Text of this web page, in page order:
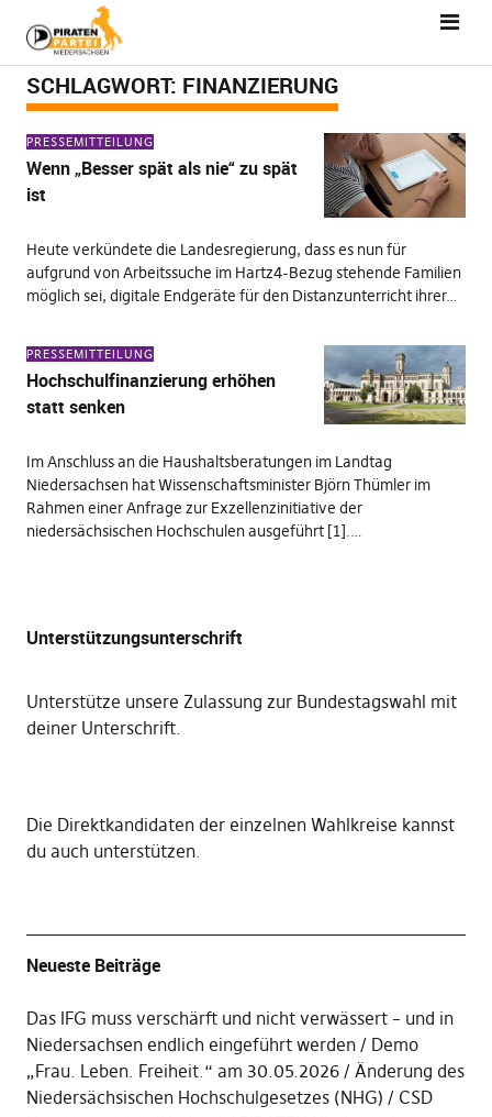
SCHLAGWORT: FINANZIERUNG
PRESSEMITTEILUNG
Wenn „Besser spät als nie“ zu spät
ist
Heute verkündete die Landesregierung, dass es nun für
aufgrund von Arbeitssuche im Hartz4-Bezug stehende Familien
möglich sei, digitale Endgeräte für den Distanzunterricht ihrer…
PRESSEMITTEILUNG
Hochschulfinanzierung erhöhen
statt senken
Im Anschluss an die Haushaltsberatungen im Landtag
Niedersachsen hat Wissenschaftsminister Björn Thümler im
Rahmen einer Anfrage zur Exzellenzinitiative der
niedersächsischen Hochschulen ausgeführt [1].…
Unterstützungsunterschrift
Unterstütze unsere Zulassung zur Bundestagswahl mit
deiner Unterschrift.
Die Direktkandidaten der einzelnen Wahlkreise kannst
du auch unterstützen.
Neueste Beiträge
Das IFG muss verschärft und nicht verwässert – und in
Niedersachsen endlich eingeführt werden
Demo
„Frau. Leben. Freiheit.“ am 30.05.2026
Änderung des
Niedersächsischen Hochschulgesetzes (NHG)
CSD